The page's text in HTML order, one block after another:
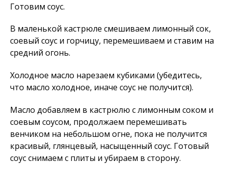
Готовим соус.
В маленькой кастрюле смешиваем лимонный сок,
соевый соус и горчицу, перемешиваем и ставим на
средний огонь.
Холодное масло нарезаем кубиками (убедитесь,
что масло холодное, иначе соус не получится).
Масло добавляем в кастрюлю с лимонным соком и
соевым соусом, продолжаем перемешивать
венчиком на небольшом огне, пока не получится
красивый, глянцевый, насыщенный соус. Готовый
соус снимаем с плиты и убираем в сторону.